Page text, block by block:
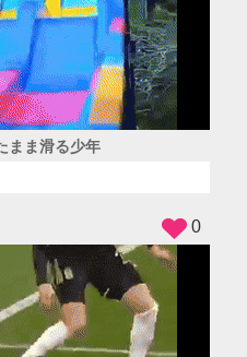
まま滑る少年
0